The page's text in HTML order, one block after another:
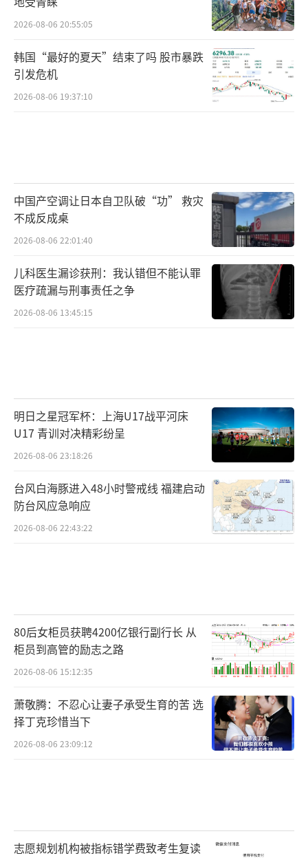
下贵金属的中长期支撑因素仍在，且光伏、新
能源、AI、半导体等领域的工业用银需求保持
刚性，有望对银价在70美元/盎司-75美元/盎司
附近构成底部支撑。
（责任编辑：0764）
2026-08-06 20:55:05
韩国“最好的夏天”结束了吗 股市暴跌
引发危机
2026-08-06 19:37:10
中国产空调让日本自卫队破“功” 救灾
不成反成桌
2026-08-06 22:01:40
儿科医生漏诊获刑：我认错但不能认罪
医疗疏漏与刑事责任之争
2026-08-06 13:45:15
明日之星冠军杯：上海U17战平河床
U17 青训对决精彩纷呈
2026-08-06 23:18:26
台风白海豚进入48小时警戒线 福建启动
防台风应急响应
2026-08-06 22:43:22
80后女柜员获聘4200亿银行副行长 从
柜员到高管的励志之路
2026-08-06 15:12:35
萧敬腾：不忍心让妻子承受生育的苦 选
择丁克珍惜当下
2026-08-06 23:09:12
志愿规划机构被指标错学费致考生复读